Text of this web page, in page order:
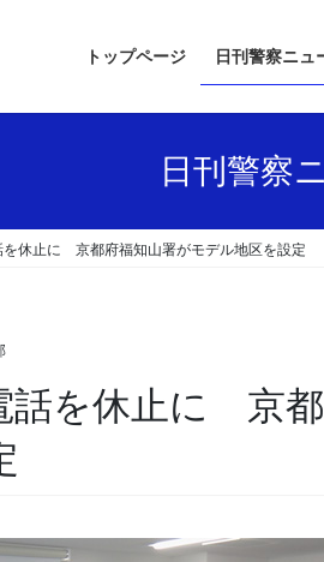
トップページ 日刊警察ニュ
日刊警察
を休止に 京都府福知山署がモデル地区を設定